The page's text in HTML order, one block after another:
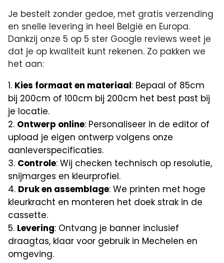
Je bestelt zonder gedoe, met gratis verzending
en snelle levering in heel België en Europa.
Dankzij onze 5 op 5 ster Google reviews weet je
dat je op kwaliteit kunt rekenen. Zo pakken we
het aan:
Kies formaat en materiaal: Bepaal of 85cm
bij 200cm of 100cm bij 200cm het best past bij
je locatie.
Ontwerp online: Personaliseer in de editor of
upload je eigen ontwerp volgens onze
aanleverspecificaties.
Controle: Wij checken technisch op resolutie,
snijmarges en kleurprofiel.
Druk en assemblage: We printen met hoge
kleurkracht en monteren het doek strak in de
cassette.
Levering: Ontvang je banner inclusief
draagtas, klaar voor gebruik in Mechelen en
omgeving.